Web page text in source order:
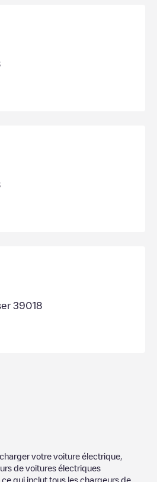
39018
votre voiture électrique,
de voitures électriques
, ce qui inclut tous les chargeurs de